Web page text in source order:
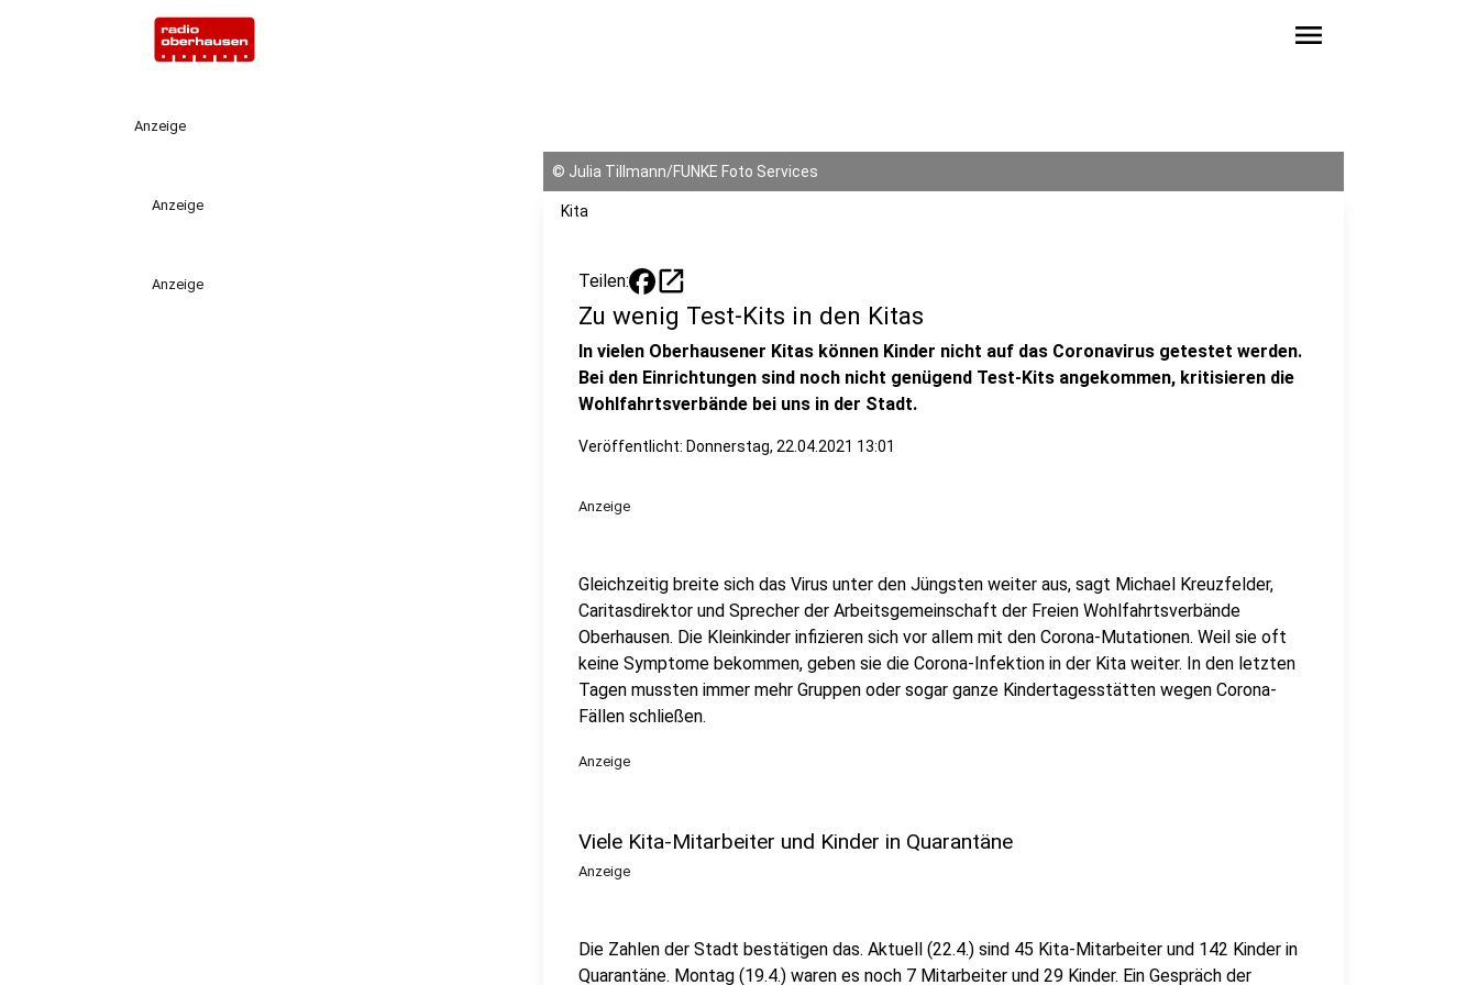
menu
Anzeige
Anzeige
Anzeige
© Julia Tillmann/FUNKE Foto Services
Kita
Teilen: open_in_new
Zu wenig Test-Kits in den Kitas
In vielen Oberhausener Kitas können Kinder nicht auf das Coronavirus getestet werden.
Bei den Einrichtungen sind noch nicht genügend Test-Kits angekommen, kritisieren die
Wohlfahrtsverbände bei uns in der Stadt.
Veröffentlicht: Donnerstag, 22.04.2021 13:01
Anzeige
Gleichzeitig breite sich das Virus unter den Jüngsten weiter aus, sagt Michael Kreuzfelder,
Caritasdirektor und Sprecher der Arbeitsgemeinschaft der Freien Wohlfahrtsverbände
Oberhausen. Die Kleinkinder infizieren sich vor allem mit den Corona-Mutationen. Weil sie oft
keine Symptome bekommen, geben sie die Corona-Infektion in der Kita weiter. In den letzten
Tagen mussten immer mehr Gruppen oder sogar ganze Kindertagesstätten wegen Corona-
Fällen schließen.
Anzeige
Viele Kita-Mitarbeiter und Kinder in Quarantäne
Anzeige
Die Zahlen der Stadt bestätigen das. Aktuell (22.4.) sind 45 Kita-Mitarbeiter und 142 Kinder in
Quarantäne. Montag (19.4.) waren es noch 7 Mitarbeiter und 29 Kinder. Ein Gespräch der